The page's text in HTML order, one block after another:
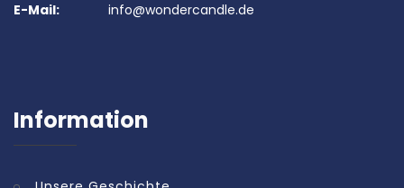
E-Mail:
info@wondercandle.de
Information